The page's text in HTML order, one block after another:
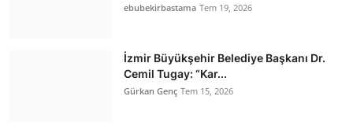
ebubekirbastama Tem 19, 2026
İzmir Büyükşehir Belediye Başkanı Dr.
Cemil Tugay: “Kar...
Gürkan Genç Tem 15, 2026